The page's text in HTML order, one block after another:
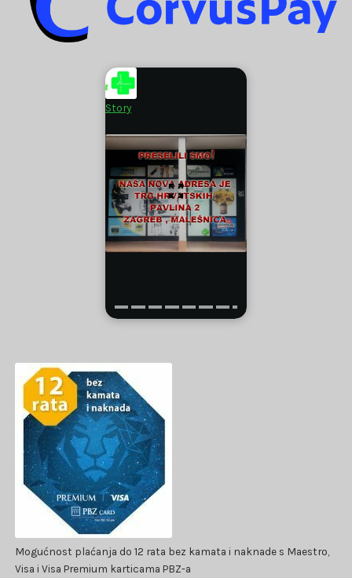
Story
Mogućnost plaćanja do 12 rata bez kamata i naknade s Maestro,
Visa i Visa Premium karticama PBZ-a